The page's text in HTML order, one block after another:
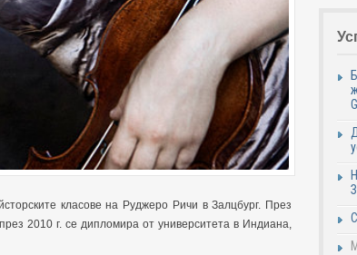
класове на Руджеро Ричи в Залцбург. През
2010 г. се дипломира от университета в Индиана,